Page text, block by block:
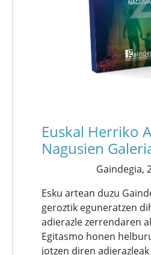
Euskal Herriko
Nagusien
Gaindegia,
Esku artean duzu
geroztik eguneratzen
adierazle zerrendaren
Egitasmo honen
jotzen diren adierazleak